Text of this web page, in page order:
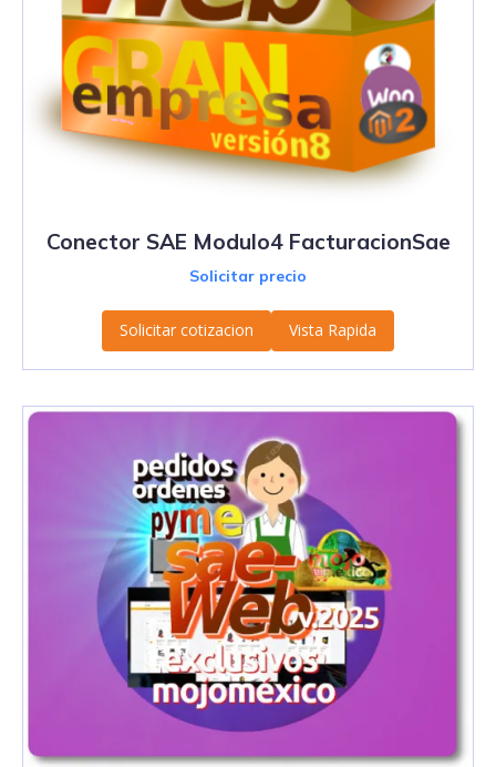
Conector SAE Modulo4 FacturacionSae
Solicitar precio
Solicitar cotizacion Vista Rapida